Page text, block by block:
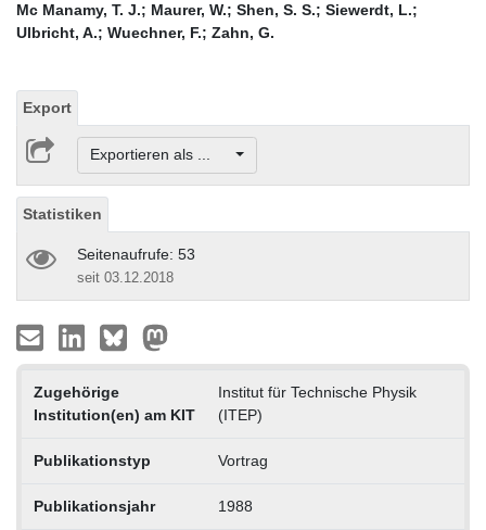
Mc Manamy, T. J.; Maurer, W.; Shen, S. S.; Siewerdt, L.;
Ulbricht, A.; Wuechner, F.; Zahn, G.
Export
Exportieren als ...
Statistiken
Seitenaufrufe: 53
seit 03.12.2018
Zugehörige
Institution(en) am KIT
Institut für Technische Physik
(ITEP)
Publikationstyp Vortrag
Publikationsjahr 1988